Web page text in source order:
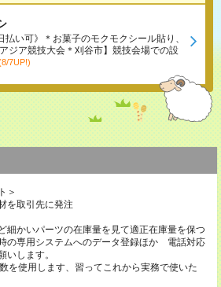
払い可》＊お菓子のモクモクシール貼り、
ジア競技大会＊刈谷市】競技会場での設
7UP!)
＞
を取引先に発注
細かいパーツの在庫量を見て適正在庫量を保つ
の専用システムへのデータ登録ほか 電話対応
いします。
を使用します、習ってこれから実務で使いた